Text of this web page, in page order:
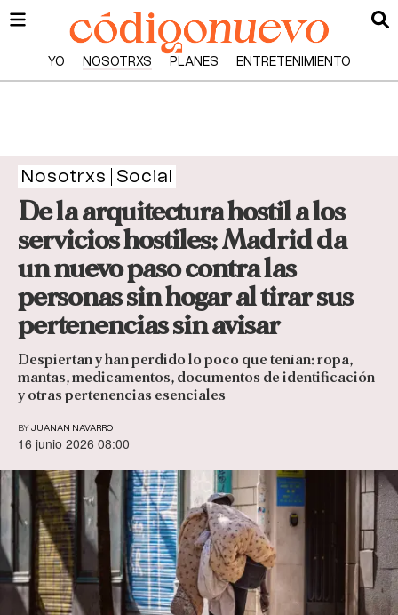
YO NOSOTRXS PLANES ENTRETENIMIENTO
Nosotrxs Social
De la arquitectura hostil a los
servicios hostiles: Madrid da
un nuevo paso contra las
personas sin hogar al tirar sus
pertenencias sin avisar
Despiertan y han perdido lo poco que tenían: ropa,
mantas, medicamentos, documentos de identificación
y otras pertenencias esenciales
BY JUANAN NAVARRO
16 junio 2026 08:00